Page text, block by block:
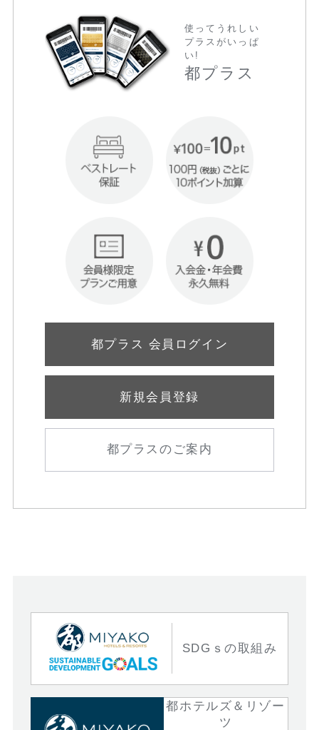
使ってうれしい
プラスがいっぱ
い!
都プラス
都プラス 会員ログイン
新規会員登録
都プラスのご案内
SDGｓの取組み
都ホテルズ＆リゾー
ツ